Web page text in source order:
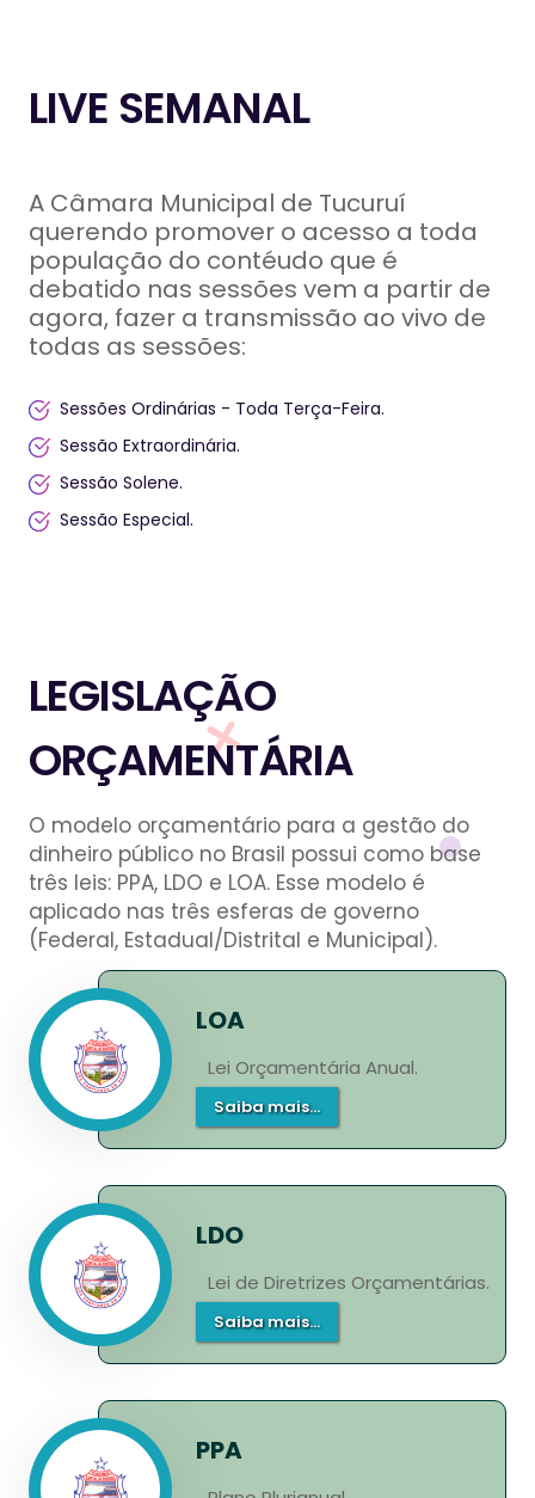
LIVE SEMANAL
A Câmara Municipal de Tucuruí
querendo promover o acesso a toda
população do contéudo que é
debatido nas sessões vem a partir de
agora, fazer a transmissão ao vivo de
todas as sessões:
Sessões Ordinárias - Toda Terça-Feira.
Sessão Extraordinária.
Sessão Solene.
Sessão Especial.
LEGISLAÇÃO
ORÇAMENTÁRIA
O modelo orçamentário para a gestão do
dinheiro público no Brasil possui como base
três leis: PPA, LDO e LOA. Esse modelo é
aplicado nas três esferas de governo
(Federal, Estadual/Distrital e Municipal).
LOA
Lei Orçamentária Anual.
Saiba mais...
LDO
Lei de Diretrizes Orçamentárias.
Saiba mais...
PPA